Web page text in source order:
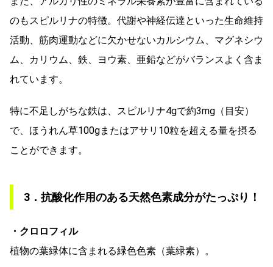
のもスピルリナの特徴。代謝や神経伝達といった生命維持
活動、筋肉運動などに欠かせないカルシウム、マグネシウ
ム、カリウム、鉄、ヨウ素、亜鉛などがバランスよく含ま
れています。
特に不足しがちな鉄は、スピルリナ4gで約3mg（目安）
で、ほうれん草100gまたはアサリ10粒を超える量を摂る
ことができます。
3．抗酸化作用のある天然色素成分がたっぷり！
・クロロフィル
植物の葉緑体に含まれる緑色色素（葉緑素）。